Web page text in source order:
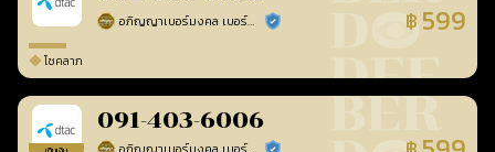
อภิญญาเบอร์มงคล เบอร์สวยเลขศาสตร์ ร้านยืนยันแล้ว ฿ 599
โชคลาภ
091-403-6006
อภิญญาเบอร์มงคล เบอร์สวยเลขศาสตร์